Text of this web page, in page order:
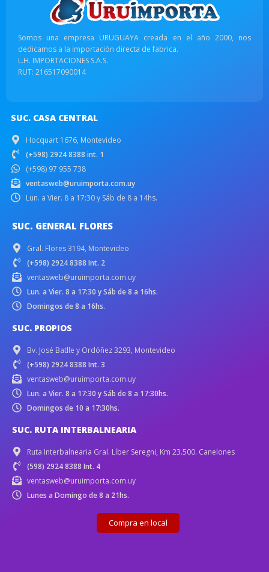
Somos una empresa URUGUAYA creada en el año 2000, nos
dedicamos a la importación directa de fabrica.
L.H. IMPORTACIONES S.A.S.
RUT: 216517090014
SUC. CASA CENTRAL
Hocquart 1676, Montevideo
(+598) 2924 8388 int. 1
(+598) 97 955 738
ventasweb@uruimporta.com.uy
Lun. a Vier. 8 a 17:30 y Sáb de 8 a 14hs.
SUC. GENERAL FLORES
Gral. Flores 3194, Montevideo
(+598) 2924 8388 Int. 2
ventasweb@uruimporta.com.uy
Lun. a Vier. 8 a 17:30 y Sáb de 8 a 16hs.
Domingos de 8 a 16hs.
SUC. PROPIOS
Bv. José Batlle y Ordóñez 3293, Montevideo
(+598) 2924 8388 Int. 3
ventasweb@uruimporta.com.uy
Lun. a Vier. 8 a 17:30 y Sáb de 8 a 17:30hs.
Domingos de 10 a 17:30hs.
SUC. RUTA INTERBALNEARIA
Ruta Interbalnearia Gral. Líber Seregni, Km 23.500. Canelones
(598) 2924 8388 Int. 4
ventasweb@uruimporta.com.uy
Lunes a Domingo de 8 a 21hs.
Compra en local